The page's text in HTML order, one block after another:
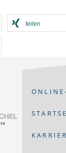
teilen